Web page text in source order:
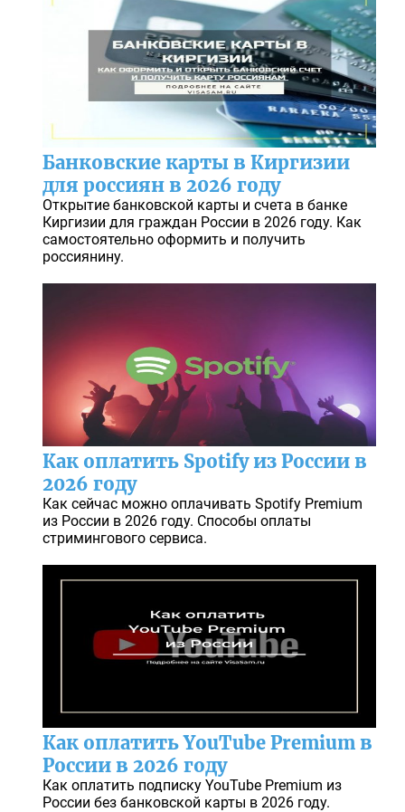
Банковские карты в Киргизии
для россиян в 2026 году
Открытие банковской карты и счета в банке
Киргизии для граждан России в 2026 году. Как
самостоятельно оформить и получить
россиянину.
Как оплатить Spotify из России в
2026 году
Как сейчас можно оплачивать Spotify Premium
из России в 2026 году. Способы оплаты
стримингового сервиса.
Как оплатить YouTube Premium в
России в 2026 году
Как оплатить подписку YouTube Premium из
России без банковской карты в 2026 году.